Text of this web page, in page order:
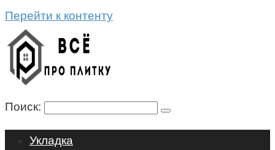
Перейти к контенту
Поиск:
Укладка